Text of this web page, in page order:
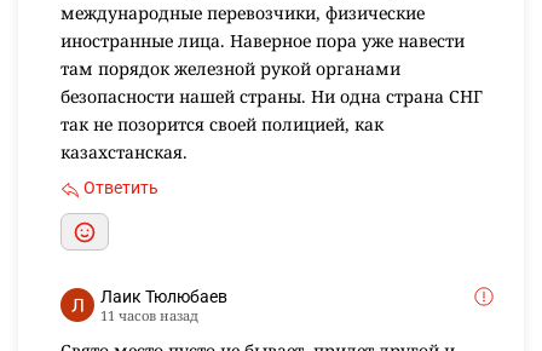
международные перевозчики, физические
иностранные лица. Наверное пора уже навести
там порядок железной рукой органами
безопасности нашей страны. Ни одна страна СНГ
так не позорится своей полицией, как
казахстанская.
Ответить
Лаик Тюлюбаев
11 часов назад